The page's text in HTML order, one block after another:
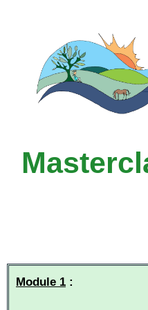
Module 1 :